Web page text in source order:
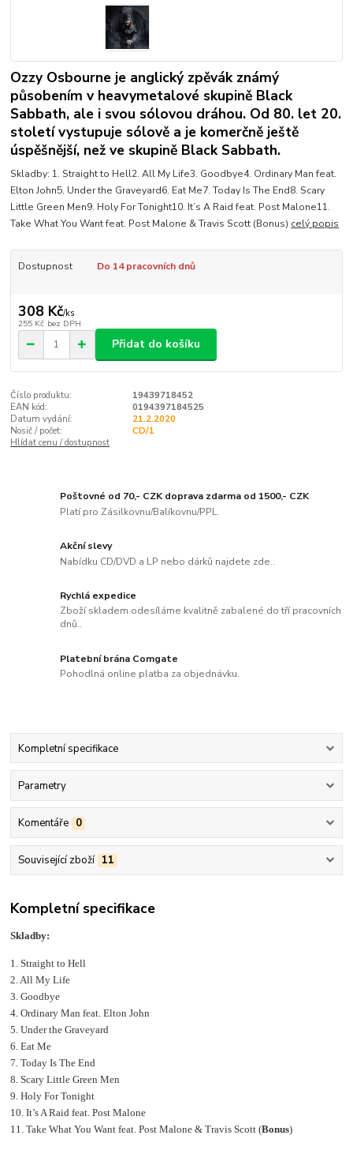
Ozzy Osbourne je anglický zpěvák známý
působením v heavymetalové skupině Black
Sabbath, ale i svou sólovou dráhou. Od 80. let 20.
století vystupuje sólově a je komerčně ještě
úspěšnější, než ve skupině Black Sabbath.
Skladby: 1. Straight to Hell2. All My Life3. Goodbye4. Ordinary Man feat.
Elton John5. Under the Graveyard6. Eat Me7. Today Is The End8. Scary
Little Green Men9. Holy For Tonight10. It’s A Raid feat. Post Malone11.
Take What You Want feat. Post Malone & Travis Scott (Bonus) celý popis
Dostupnost Do 14 pracovních dnů
308 Kč/ks
255 Kč bez DPH
Přidat do košíku
Číslo produktu:
19439718452
EAN kód:
0194397184525
Datum vydání:
21.2.2020
Nosič / počet:
CD/1
Hlídat cenu / dostupnost
Poštovné od 70,- CZK doprava zdarma od 1500,- CZK
Platí pro Zásilkovnu/Balíkovnu/PPL.
Akční slevy
Nabídku CD/DVD a LP nebo dárků najdete zde..
Rychlá expedice
Zboží skladem odesíláme kvalitně zabalené do tří pracovních
dnů..
Platební brána Comgate
Pohodlná online platba za objednávku.
Kompletní specifikace
Parametry
Komentáře 0
Související zboží 11
Kompletní specifikace
Skladby:
1. Straight to Hell
2. All My Life
3. Goodbye
4. Ordinary Man feat. Elton John
5. Under the Graveyard
6. Eat Me
7. Today Is The End
8. Scary Little Green Men
9. Holy For Tonight
10. It’s A Raid feat. Post Malone
11. Take What You Want feat. Post Malone & Travis Scott (Bonus)